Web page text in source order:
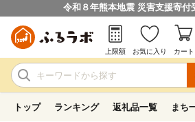
令和８年熊本地震 災害支援寄付
上限額 お気に入り カート
トップ ランキング 返礼品一覧 まち